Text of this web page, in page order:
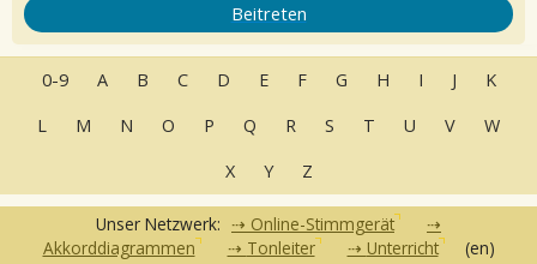
Beitreten
0-9 A B C D E F G H I J
K
L
M N O P Q R S T U V
W
X
Y Z
Unser Netzwerk:
Online-Stimmgerät
Akkorddiagrammen
Tonleiter Unterricht (en)